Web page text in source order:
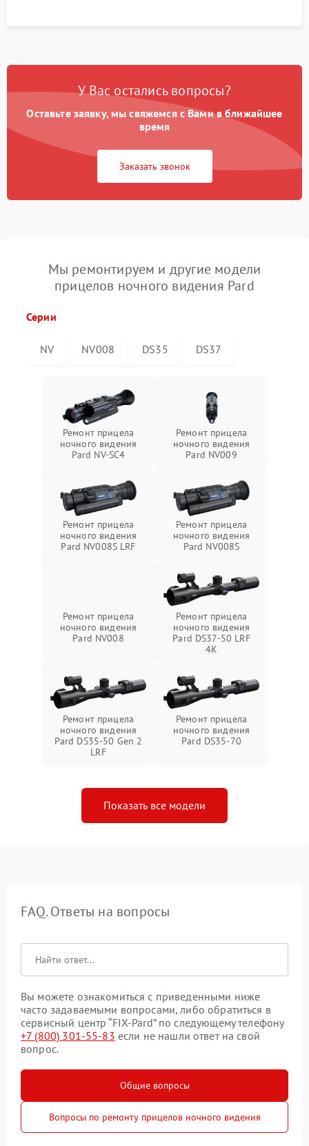
У Вас остались вопросы?
Оставьте заявку, мы свяжемся с Вами в ближайшее
время
Заказать звонок
Мы ремонтируем и другие модели
прицелов ночного видения Pard
Серии
NV NV008 DS35 DS37
Ремонт прицела
ночного видения
Pard NV-SC4
Ремонт прицела
ночного видения
Pard NV009
Ремонт прицела
ночного видения
Pard NV008S LRF
Ремонт прицела
ночного видения
Pard NV008S
Ремонт прицела
ночного видения
Pard NV008
Ремонт прицела
ночного видения
Pard DS37-50 LRF
4K
Ремонт прицела
ночного видения
Pard DS35-50 Gen 2
LRF
Ремонт прицела
ночного видения
Pard DS35-70
Показать все модели
FAQ. Ответы на вопросы
Вы можете ознакомиться с приведенными ниже
часто задаваемыми вопросами, либо обратиться в
сервисный центр “FIX-Pard” по следующему телефону
+7 (800) 301-55-83 если не нашли ответ на свой
вопрос.
Общие вопросы
Вопросы по ремонту прицелов ночного видения